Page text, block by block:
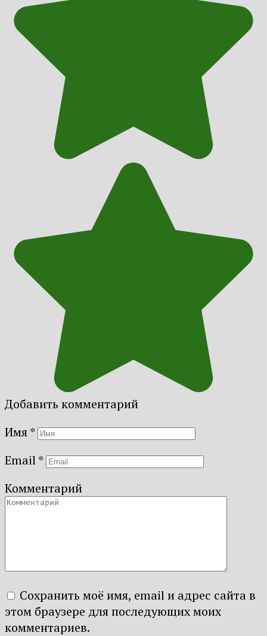
Добавить комментарий
Имя*
Email*
Комментарий
Сохранить моё имя, email и адрес сайта в
этом браузере для последующих моих
комментариев.